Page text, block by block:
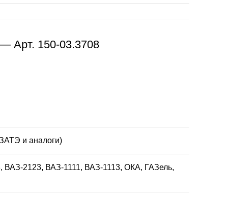
Арт. 150-03.3708
и аналоги)
2123, ВАЗ-1111, ВАЗ-1113, ОКА, ГАЗель,